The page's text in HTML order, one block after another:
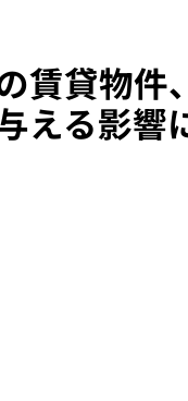
賃貸物件
える影響